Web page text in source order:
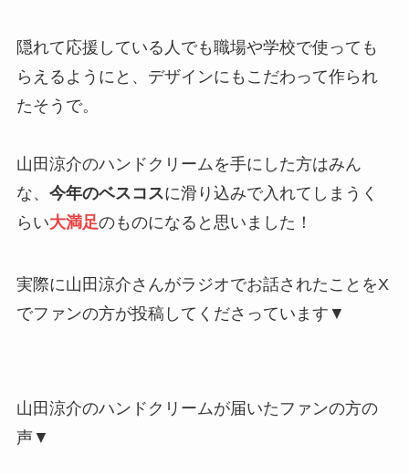
隠れて応援している人でも職場や学校で使っても
らえるようにと、デザインにもこだわって作られ
たそうで。
山田涼介のハンドクリームを手にした方はみん
な、 今年のベスコスに滑り込みで入れてしまうく
らい大満足のものになると思いました！
実際に山田涼介さんがラジオでお話されたことをX
でファンの方が投稿してくださっています▼
山田涼介のハンドクリームが届いたファンの方の
声▼